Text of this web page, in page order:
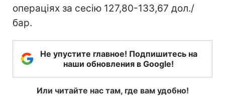
операціях за сесію 127,80-133,67 дол./
бар.
Не упустите главное! Подпишитесь на
наши обновления в Google!
Или читайте нас там, где вам удобно!